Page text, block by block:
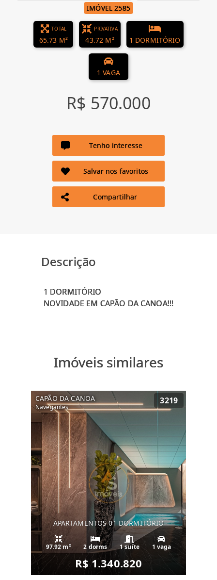
IMÓVEL 2585
TOTAL
65.73 M²
PRIVATIVA
43.72 M² 1 DORMITÓRIO
1 VAGA
R$ 570.000
Tenho interesse
Salvar nos favoritos
Compartilhar
Descrição
1 DORMITÓRIO
Imóveis similares
CAPÃO DA CANOA
Navegantes
3219
APARTAMENTOS 01 DORMITÓRIO
97.92 m² 2 dorms 1 suíte 1 vaga
R$ 1.340.820